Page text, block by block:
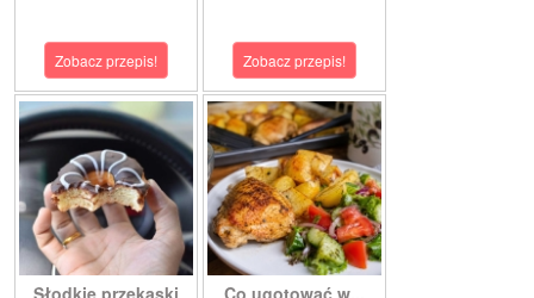
Zobacz przepis! Zobacz przepis!